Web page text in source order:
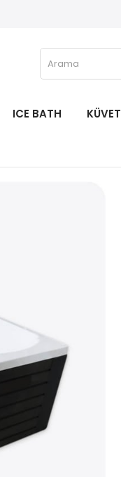
ICE BATH KÜVET